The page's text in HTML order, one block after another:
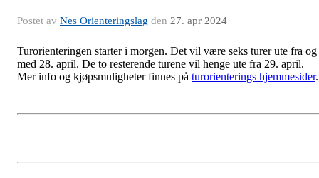
Postet av Nes Orienteringslag den 27. apr 2024
Turorienteringen starter i morgen. Det vil være seks turer ute fra og
med 28. april. De to resterende turene vil henge ute fra 29. april.
Mer info og kjøpsmuligheter finnes på turorienterings hjemmesider